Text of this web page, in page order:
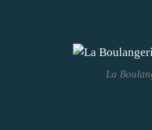
La